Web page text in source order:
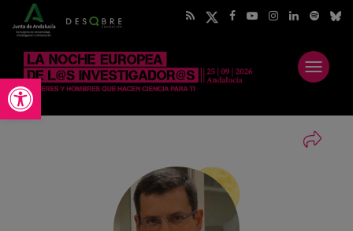
Abrir barra de herramientas
Abrir
menú